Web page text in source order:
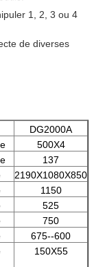
1, 2, 3 ou 4
de diverses
DG2000A
500X4
137
2190X1080X850
1150
525
750
675--600
150X55